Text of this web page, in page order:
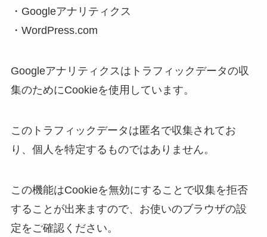
・Googleアナリティクス
・WordPress.com
Googleアナリティクスはトラフィックデータの収
集のためにCookieを使用しています。
このトラフィックデータは匿名で収集されてお
り、個人を特定するものではありません。
この機能はCookieを無効にすることで収集を拒否
することが出来ますので、お使いのブラウザの設
定をご確認ください。